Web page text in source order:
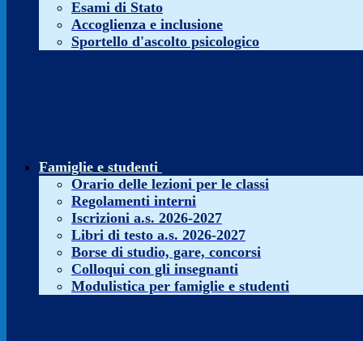
Esami di Stato
Accoglienza e inclusione
Sportello d'ascolto psicologico
Famiglie e studenti
Orario delle lezioni per le classi
Regolamenti interni
Iscrizioni a.s. 2026-2027
Libri di testo a.s. 2026-2027
Borse di studio, gare, concorsi
Colloqui con gli insegnanti
Modulistica per famiglie e studenti